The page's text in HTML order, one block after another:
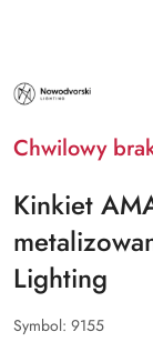
NAZWA
PRODUCENTA:
LIGHTING
Chwilowy
Kinkiet
Lighting
Symbol: 9155